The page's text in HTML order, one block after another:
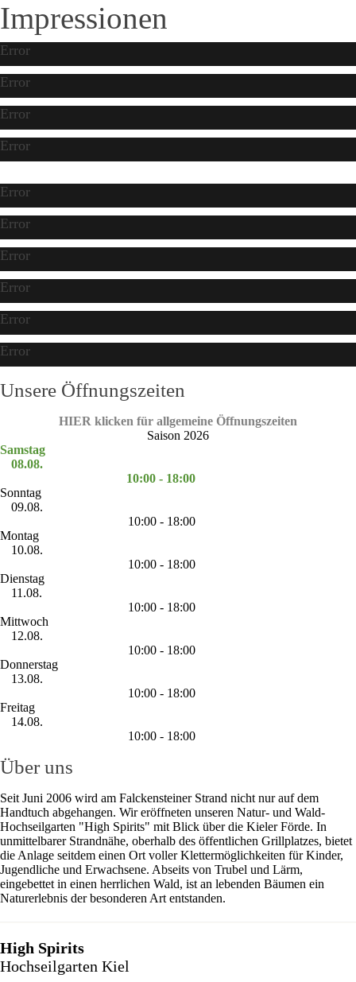
Impressionen
Error
Error
Error
Error
Error
Error
Error
Error
Error
Error
Unsere Öffnungszeiten
HIER klicken für allgemeine Öffnungszeiten
Saison 2026
Samstag
08.08.
10:00 - 18:00
Sonntag
09.08.
10:00 - 18:00
Montag
10.08.
10:00 - 18:00
Dienstag
11.08.
10:00 - 18:00
Mittwoch
12.08.
10:00 - 18:00
Donnerstag
13.08.
10:00 - 18:00
Freitag
14.08.
10:00 - 18:00
Über uns
Seit Juni 2006 wird am Falckensteiner Strand nicht nur auf dem
Handtuch abgehangen. Wir eröffneten unseren Natur- und Wald-
Hochseilgarten "High Spirits" mit Blick über die Kieler Förde. In
unmittelbarer Strandnähe, oberhalb des öffentlichen Grillplatzes, bietet
die Anlage seitdem einen Ort voller Klettermöglichkeiten für Kinder,
Jugendliche und Erwachsene. Abseits von Trubel und Lärm,
eingebettet in einen herrlichen Wald, ist an lebenden Bäumen ein
Naturerlebnis der besonderen Art entstanden.
High Spirits
Hochseilgarten Kiel